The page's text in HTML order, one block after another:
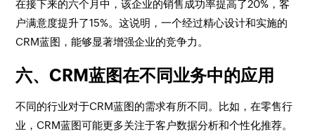
在接下来的六个月中，该企业的销售成功率提高了20%，客
户满意度提升了15%。这说明，一个经过精心设计和实施的
CRM蓝图，能够显著增强企业的竞争力。
六、CRM蓝图在不同业务中的应用
不同的行业对于CRM蓝图的需求有所不同。比如，在零售行
业，CRM蓝图可能更多关注于客户数据分析和个性化推荐。